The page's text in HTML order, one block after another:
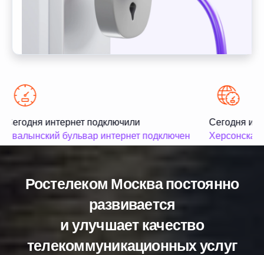
Сегодня интернет подключили
Хвалынский бульвар интернет подключен
Сегодня
Херсонская
Ростелеком Москва постоянно
развивается
и улучшает качество
телекоммуникационных услуг